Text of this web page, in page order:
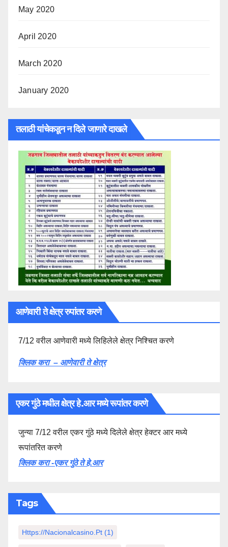
May 2020
April 2020
March 2020
January 2020
तलाठी यांचेकडून न दिले जाणारे दाखले
आणेवारी ते क्षेत्र रुपांतर करणे
7/12 वरील आणेवारी मध्ये लिहिलेले क्षेत्र निश्चित करणे
क्लिक करा – आणेवारी ते क्षेत्र
एकर गुंठे मधील क्षेत्र हे.आर मध्ये रूपांतर करणे
जुन्या 7/12 वरील एकर गुंठे मध्ये दिलेले क्षेत्र हेक्टर आर मध्ये
रूपांतरित करणे
क्लिक करा -एकर गुंठे ते हे.आर
Tags
Https://nacionalcasino.pt (1)